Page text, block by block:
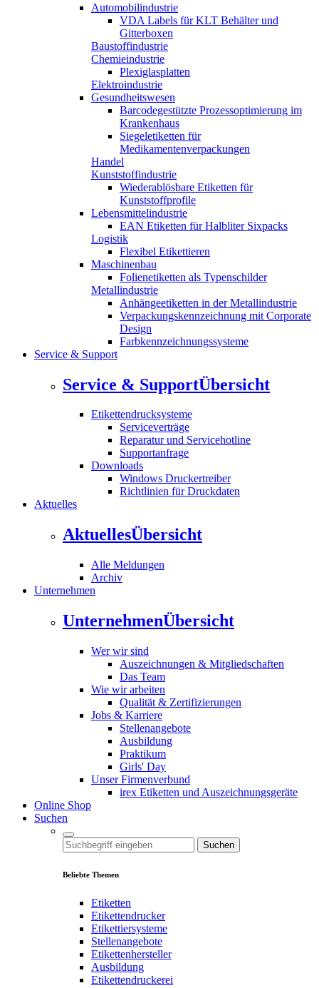
Automobilindustrie
VDA Labels für KLT Behälter und
Gitterboxen
Baustoffindustrie
Chemieindustrie
Plexiglasplatten
Elektroindustrie
Gesundheitswesen
Barcodegestützte Prozessoptimierung im
Krankenhaus
Siegeletiketten für
Medikamentenverpackungen
Handel
Kunststoffindustrie
Wiederablösbare Etiketten für
Kunststoffprofile
Lebensmittelindustrie
EAN Etiketten für Halbliter Sixpacks
Logistik
Flexibel Etikettieren
Maschinenbau
Folienetiketten als Typenschilder
Metallindustrie
Anhängeetiketten in der Metallindustrie
Verpackungskennzeichnung mit Corporate
Design
Farbkennzeichnungssysteme
Service & Support
Service & SupportÜbersicht
Etikettendrucksysteme
Serviceverträge
Reparatur und Servicehotline
Supportanfrage
Downloads
Windows Druckertreiber
Richtlinien für Druckdaten
Aktuelles
AktuellesÜbersicht
Alle Meldungen
Archiv
Unternehmen
UnternehmenÜbersicht
Wer wir sind
Auszeichnungen & Mitgliedschaften
Das Team
Wie wir arbeiten
Qualität & Zertifizierungen
Jobs & Karriere
Stellenangebote
Ausbildung
Praktikum
Girls' Day
Unser Firmenverbund
irex Etiketten und Auszeichnungsgeräte
Online Shop
Suchen
Suchen
Beliebte Themen
Etiketten
Etikettendrucker
Etikettiersysteme
Stellenangebote
Etikettenhersteller
Ausbildung
Etikettendruckerei